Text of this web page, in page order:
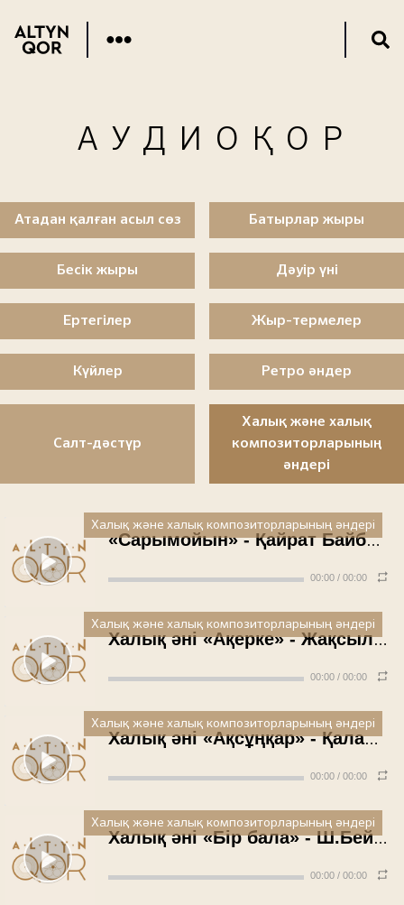
АУДИОҚОР
Атадан қалған асыл сөз Батырлар жыры
Бесік жыры Дәуір үні
Ертегілер Жыр-термелер
Күйлер Ретро әндер
Салт-дәстүр
Халық және халық
композиторларының
әндері
«Сарымойын» - Қайрат Байбосынов (1986 жыл)
00:00 / 00:00
Халық және халық композиторларының әндері
Халық әні «Ақерке» - Жақсылық Сәрсенғалиев (1987 жыл)
00:00 / 00:00
Халық және халық композиторларының әндері
Халық әні «Ақсұңқар» - Қаламқас Орашева (1987 жыл)
00:00 / 00:00
Халық және халық композиторларының әндері
Халық әні «Бір бала» - Ш.Бейсекова (1988 жыл)
00:00 / 00:00
Халық және халық композиторларының әндері